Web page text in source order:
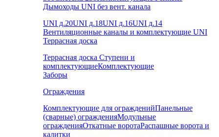
Дымоходы UNI без вент. канала
UNI д.20UNI д.18UNI д.16UNI д.14
Вентиляционные каналы и комплектующие UNI
Террасная доска
Террасная доска Ступени и
комплектующиеКомплектующие
Заборы
Ограждения
Комплектующие для огражденийПанельные
(сварные) огражденияМодульные
огражденияОткатные воротаРаспашные ворота и
калитки